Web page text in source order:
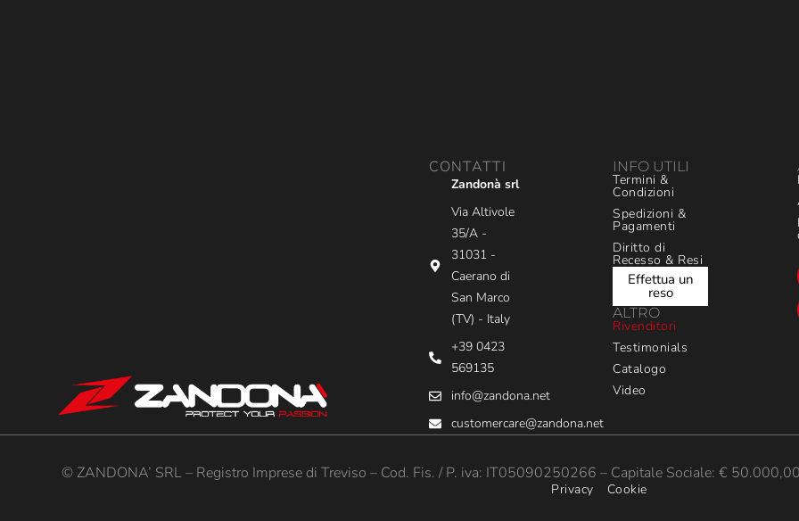
CONTATTI
Zandonà srl
Via Altivole
35/A -
31031 -
Caerano di
San Marco
(TV) - Italy
+39 0423
569135
info@zandona.net
customercare@zandona.net
INFO UTILI
Termini &
Condizioni
Spedizioni &
Pagamenti
Diritto di
Recesso & Resi
Effettua un
reso
ALTRO
Rivenditori
Testimonials
Catalogo
Video
© ZANDONA’ SRL – Registro Imprese di Treviso – Cod. Fis. / P. iva: IT05090250266 – Capitale Sociale: €
Privacy Cookie